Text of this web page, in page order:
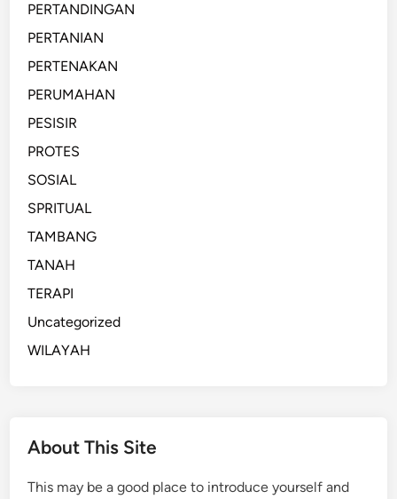
PERTANDINGAN
PERTANIAN
PERTENAKAN
PERUMAHAN
PESISIR
PROTES
SOSIAL
SPRITUAL
TAMBANG
TANAH
TERAPI
Uncategorized
WILAYAH
About This Site
This may be a good place to introduce yourself and